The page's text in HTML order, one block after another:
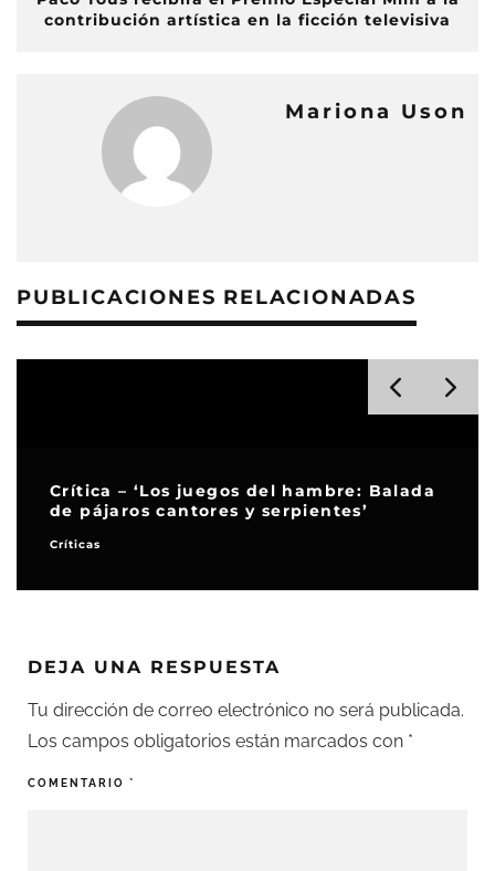
contribución artística en la ficción televisiva
Mariona Uson
PUBLICACIONES RELACIONADAS
Crítica – ‘Los juegos del hambre: Balada
de pájaros cantores y serpientes’
Críticas
DEJA UNA RESPUESTA
Tu dirección de correo electrónico no será publicada.
Los campos obligatorios están marcados con *
COMENTARIO *